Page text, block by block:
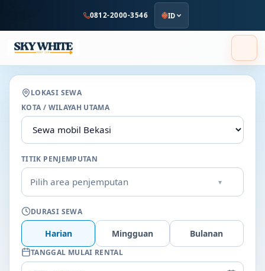
utama
0812-2000-3546 ID
LOKASI SEWA
KOTA / WILAYAH UTAMA
TITIK PENJEMPUTAN
Pilih area penjemputan ▾
DURASI SEWA
Harian Mingguan Bulanan
TANGGAL MULAI RENTAL